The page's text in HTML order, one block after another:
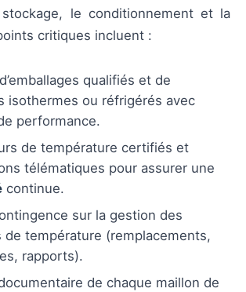
le conditionnement et la
critiques incluent :
qualifiés et de
isothermes ou réfrigérés avec
performance.
de température certifiés et
télématiques pour assurer une
continue.
sur la gestion des
de température (remplacements,
rapports).
de chaque maillon de